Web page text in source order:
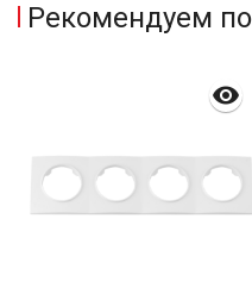
Рекомендуем